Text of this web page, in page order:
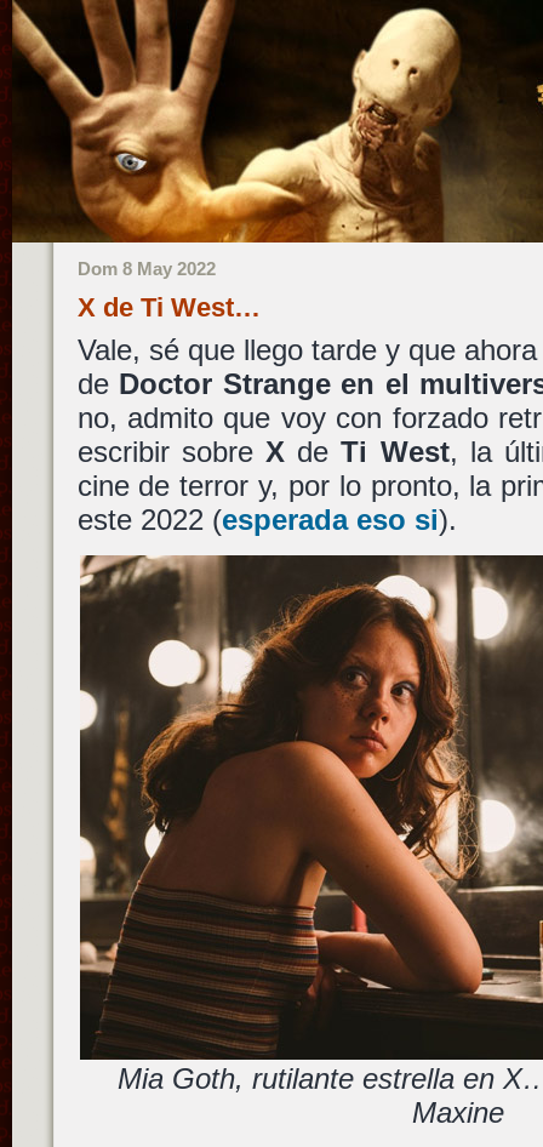
Dom 8 May 2022
X de Ti West…
Vale, sé que llego tarde y que
de Doctor Strange en el
no, admito que voy con forzado
escribir sobre X deTi West, la
cine de terror y, por lo pronto, la
este 2022 (esperada eso si).
Mia Goth, rutilante estrella en
Maxine